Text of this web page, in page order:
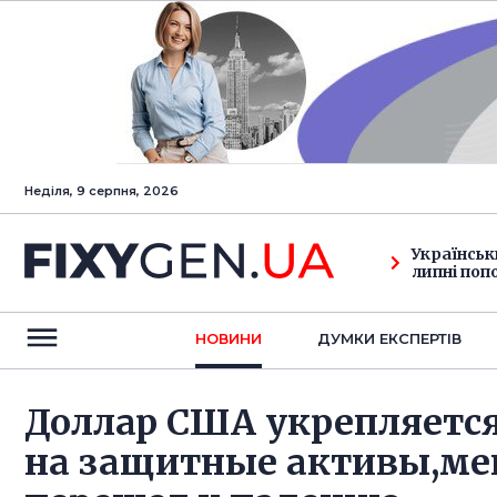
Неділя, 9 серпня, 2026
липні
НОВИНИ ДУМКИ ЕКСПЕРТIВ
Доллар США
на защитные